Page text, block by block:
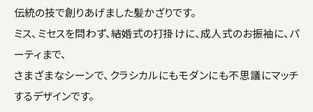
伝統の技で創りあげました髪かざりです。
ミス、ミセスを問わず、結婚式の打掛けに、成人式のお振袖に、パ
ーティまで、
さまざまなシーンで、クラシカルにもモダンにも不思議にマッチ
するデザインです。